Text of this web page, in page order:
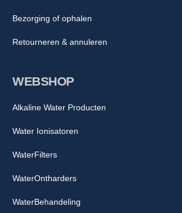
WEBSHOP
Alkaline Water Producten
Water Ionisatoren
WaterFilters
WaterOntharders
WaterBehandeling
Bezorging of ophalen
Retourneren & annuleren